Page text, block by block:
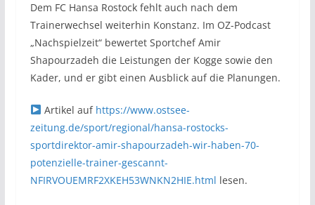
Dem FC Hansa Rostock fehlt auch nach dem
Trainerwechsel weiterhin Konstanz. Im OZ-Podcast
„Nachspielzeit“ bewertet Sportchef Amir
Shapourzadeh die Leistungen der Kogge sowie den
Kader, und er gibt einen Ausblick auf die Planungen.
Artikel auf https://www.ostsee-
zeitung.de/sport/regional/hansa-rostocks-
sportdirektor-amir-shapourzadeh-wir-haben-70-
potenzielle-trainer-gescannt-
NFIRVOUEMRF2XKEH53WNKN2HIE.html lesen.